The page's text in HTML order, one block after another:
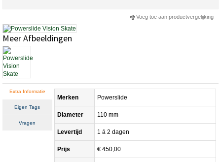
Voeg toe aan productvergelijking
Meer Afbeeldingen
Extra Informatie
Eigen Tags
Vragen
Merken Powerslide
Diameter 110 mm
Levertijd 1 á 2 dagen
Prijs € 450,00